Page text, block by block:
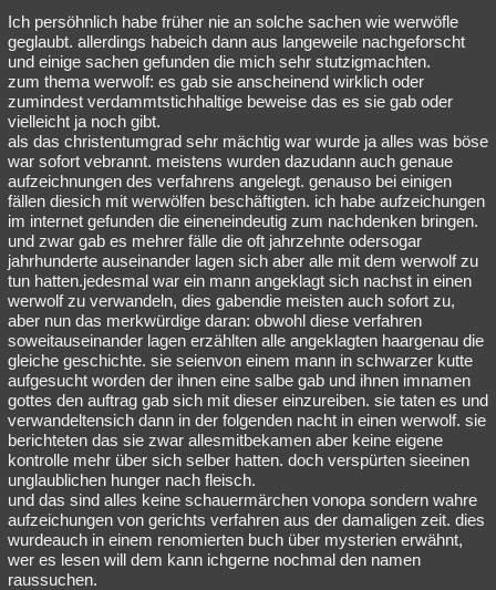
Ich persöhnlich habe früher nie an solche sachen wie werwöfle
geglaubt. allerdings habeich dann aus langeweile nachgeforscht
und einige sachen gefunden die mich sehr stutzigmachten.
zum thema werwolf: es gab sie anscheinend wirklich oder
zumindest verdammtstichhaltige beweise das es sie gab oder
vielleicht ja noch gibt.
als das christentumgrad sehr mächtig war wurde ja alles was böse
war sofort vebrannt. meistens wurden dazudann auch genaue
aufzeichnungen des verfahrens angelegt. genauso bei einigen
fällen diesich mit werwölfen beschäftigten. ich habe aufzeichungen
im internet gefunden die eineneindeutig zum nachdenken bringen.
und zwar gab es mehrer fälle die oft jahrzehnte odersogar
jahrhunderte auseinander lagen sich aber alle mit dem werwolf zu
tun hatten.jedesmal war ein mann angeklagt sich nachst in einen
werwolf zu verwandeln, dies gabendie meisten auch sofort zu,
aber nun das merkwürdige daran: obwohl diese verfahren
soweitauseinander lagen erzählten alle angeklagten haargenau die
gleiche geschichte. sie seienvon einem mann in schwarzer kutte
aufgesucht worden der ihnen eine salbe gab und ihnen imnamen
gottes den auftrag gab sich mit dieser einzureiben. sie taten es und
verwandeltensich dann in der folgenden nacht in einen werwolf. sie
berichteten das sie zwar allesmitbekamen aber keine eigene
kontrolle mehr über sich selber hatten. doch verspürten sieeinen
unglaublichen hunger nach fleisch.
und das sind alles keine schauermärchen vonopa sondern wahre
aufzeichungen von gerichts verfahren aus der damaligen zeit. dies
wurdeauch in einem renomierten buch über mysterien erwähnt,
wer es lesen will dem kann ichgerne nochmal den namen
raussuchen.